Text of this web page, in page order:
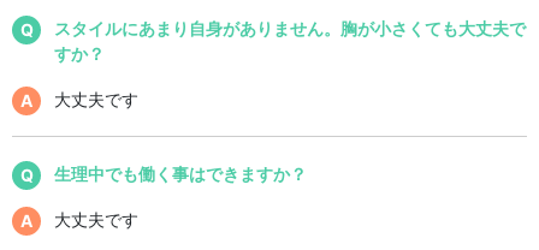
スタイルにあまり自身がありません。胸が小さくても大丈夫で
すか？
大丈夫です
生理中でも働く事はできますか？
大丈夫です